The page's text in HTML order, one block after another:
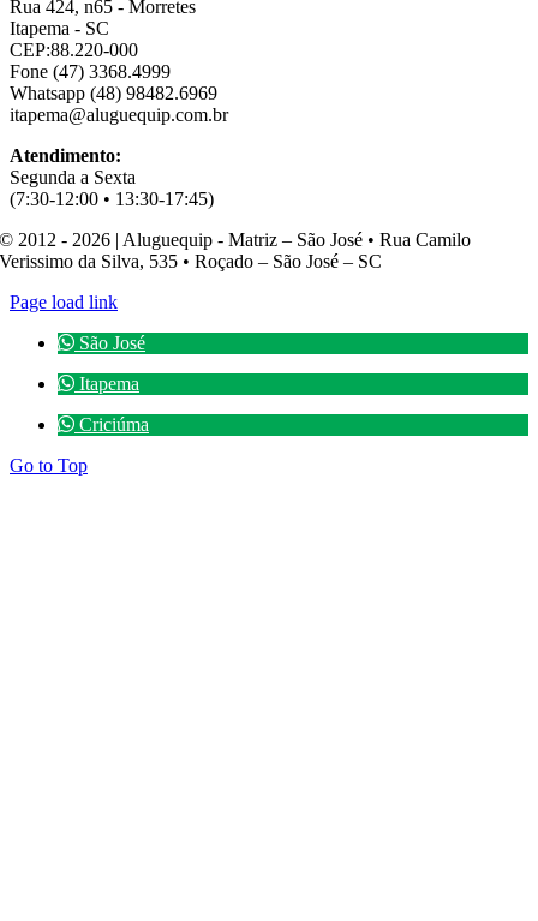
Rua 424, n65 - Morretes
Itapema - SC
CEP:88.220-000
Fone (47) 3368.4999
Whatsapp (48) 98482.6969
itapema@aluguequip.com.br
Atendimento:
Segunda a Sexta
(7:30-12:00 • 13:30-17:45)
© 2012 - 2026 | Aluguequip - Matriz – São José • Rua Camilo
Verissimo da Silva, 535 • Roçado – São José – SC
Page load link
São José
Itapema
Criciúma
Go to Top